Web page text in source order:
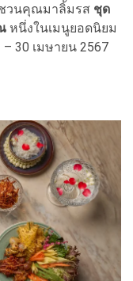
วนคุณมาลิ้มรส ชุด
หนึ่งในเมนูยอดนิยม
30 เมษายน 2567